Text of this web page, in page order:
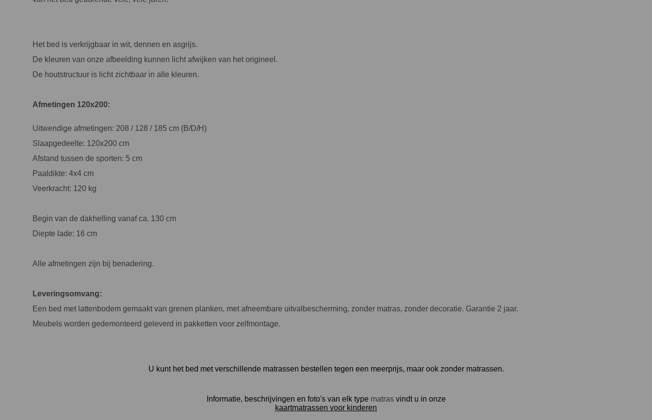
Het bed is verkrijgbaar in wit, dennen en asgrijs.
De kleuren van onze afbeelding kunnen licht afwijken van het origineel.
De houtstructuur is licht zichtbaar in alle kleuren.
Afmetingen 120x200:
Uitwendige afmetingen: 208 / 128 / 185 cm (B/D/H)
Slaapgedeelte: 120x200 cm
Afstand tussen de sporten: 5 cm
Paaldikte: 4x4 cm
Veerkracht: 120 kg
Begin van de dakhelling vanaf ca. 130 cm
Diepte lade: 16 cm
Alle afmetingen zijn bij benadering.
Leveringsomvang:
Een bed met lattenbodem gemaakt van grenen planken, met afneembare uitvalbescherming, zonder matras, zonder decoratie. Garantie 2 jaar.
Meubels worden gedemonteerd geleverd in pakketten voor zelfmontage.
U kunt het bed met verschillende matrassen bestellen tegen een meerprijs, maar ook zonder matrassen.
Informatie, beschrijvingen en foto's van elk type matrasvindt u in onze
kaartmatrassen voor kinderen